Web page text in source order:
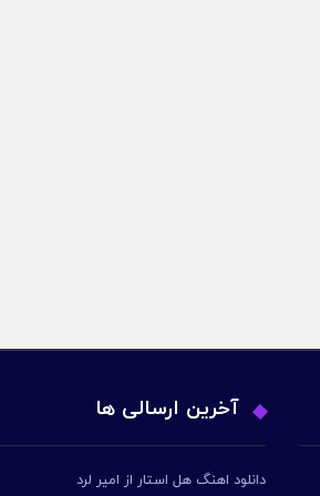
آخرین ارسالی ها
دانلود اهنگ هل استار از امیر لرد